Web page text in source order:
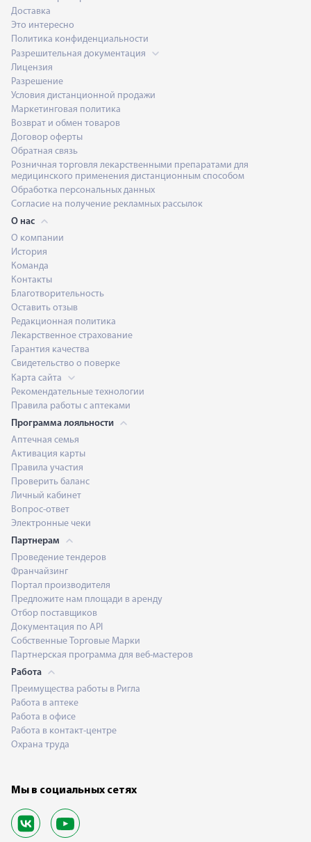
Доставка
Это интересно
Политика конфиденциальности
Разрешительная документация
Лицензия
Разрешение
Условия дистанционной продажи
Маркетинговая политика
Возврат и обмен товаров
Договор оферты
Обратная связь
Розничная торговля лекарственными препаратами для
медицинского применения дистанционным способом
Обработка персональных данных
Согласие на получение рекламных рассылок
О нас
О компании
История
Команда
Контакты
Благотворительность
Оставить отзыв
Редакционная политика
Лекарственное страхование
Гарантия качества
Свидетельство о поверке
Карта сайта
Рекомендательные технологии
Правила работы с аптеками
Программа лояльности
Аптечная семья
Активация карты
Правила участия
Проверить баланс
Личный кабинет
Вопрос-ответ
Электронные чеки
Партнерам
Проведение тендеров
Франчайзинг
Портал производителя
Предложите нам площади в аренду
Отбор поставщиков
Документация по API
Собственные Торговые Марки
Партнерская программа для веб-мастеров
Работа
Преимущества работы в Ригла
Работа в аптеке
Работа в офисе
Работа в контакт-центре
Охрана труда
Мы в социальных сетях